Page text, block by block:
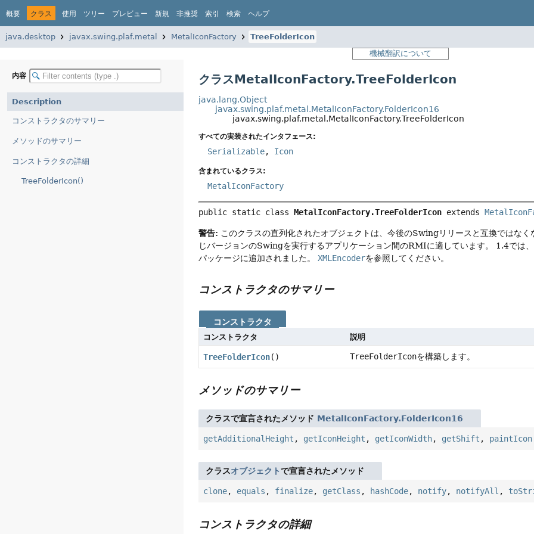
概要 クラス 使用 ツリー プレビュー 新規 非推奨 索引 検索 ヘルプ
java.desktop javax.swing.plaf.metal MetalIconFactory
TreeFolderIcon
機械翻訳について
内容
Description
コンストラクタのサマリー
メソッドのサマリー
コンストラクタの詳細
TreeFolderIcon()
クラスMetalIconFactory.TreeFolderIcon
java.lang.Object
javax.swing.plaf.metal.MetalIconFactory.FolderIcon16
javax.swing.plaf.metal.MetalIconFactory.TreeFolderIcon
すべての実装されたインタフェース:
Serializable, Icon
含まれているクラス:
MetalIconFactory
public static class MetalIconFactory.TreeFolderIcon extends
警告: このクラスの直列化されたオブジェクトは、今後のSwingリリースと互換ではなく
じバージョンのSwingを実行するアプリケーション間のRMIに適しています。
1.4では
パッケージに追加されました。
XMLEncoderを参照してください。
コンストラクタのサマリー
コンストラクタ
コンストラクタ 説明
TreeFolderIcon() TreeFolderIconを構築します。
メソッドのサマリー
クラスで宣言されたメソッド MetalIconFactory.FolderIcon16
getAdditionalHeight , getIconHeight , getIconWidth, getShift , paintIcon
クラスオブジェクトで宣言されたメソッド
clone, equals , finalize, getClass , hashCode, notify, notifyAll ,
コンストラクタの詳細